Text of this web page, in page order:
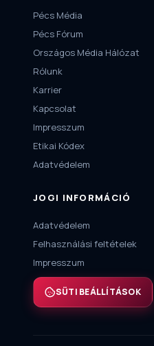
Pécs Média
Pécs Fórum
Országos Média Hálózat
Rólunk
Karrier
Kapcsolat
Impresszum
Etikai Kódex
Adatvédelem
JOGI INFORMÁCIÓ
Adatvédelem
Felhasználási feltételek
Impresszum
SÜTI BEÁLLÍTÁSOK